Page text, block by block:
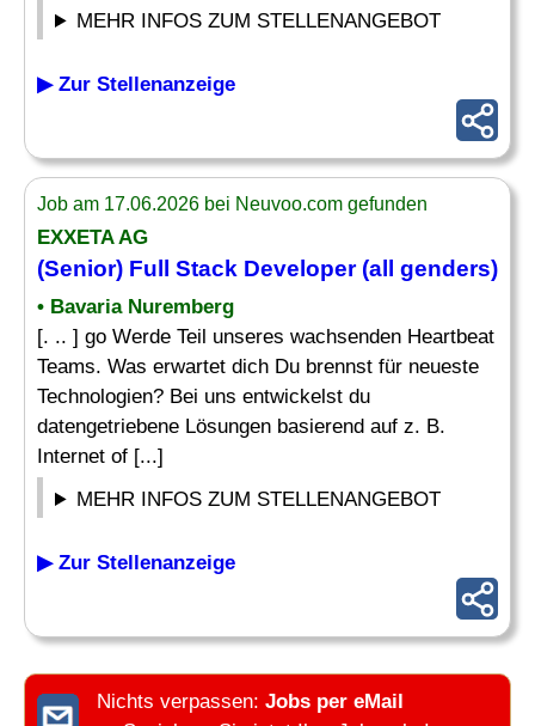
MEHR INFOS ZUM STELLENANGEBOT
▶ Zur Stellenanzeige
Job am 17.06.2026 bei Neuvoo.com gefunden
EXXETA AG
(Senior) Full Stack Developer (all genders)
• Bavaria Nuremberg
[. .. ] go Werde Teil unseres wachsenden Heartbeat
Teams. Was erwartet dich Du brennst für neueste
Technologien? Bei uns entwickelst du
datengetriebene Lösungen basierend auf z. B.
Internet of [...]
MEHR INFOS ZUM STELLENANGEBOT
▶ Zur Stellenanzeige
Nichts verpassen: Jobs per eMail